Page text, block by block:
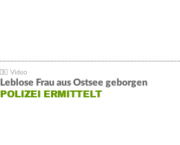
Leblose Frau aus Ostsee geborgen
POLIZEI ERMITTELT